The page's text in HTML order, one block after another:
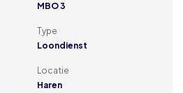
MBO 3
Type
Loondienst
Locatie
Haren